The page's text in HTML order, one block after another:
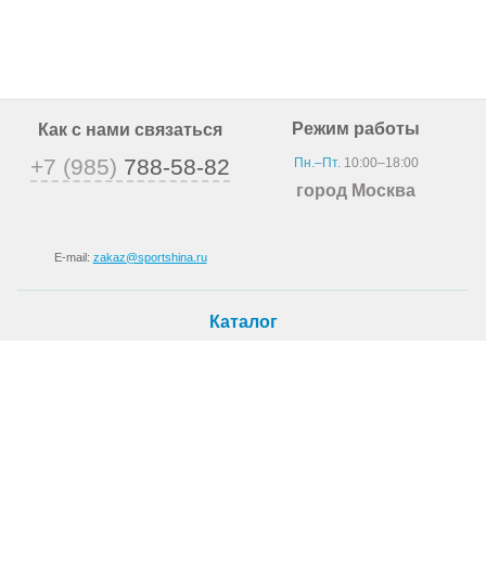
Как с нами связаться
+7 (985) 788-58-82
E-mail: zakaz@sportshina.ru
Режим работы
Пн.–Пт.10:00–18:00
город Москва
Каталог